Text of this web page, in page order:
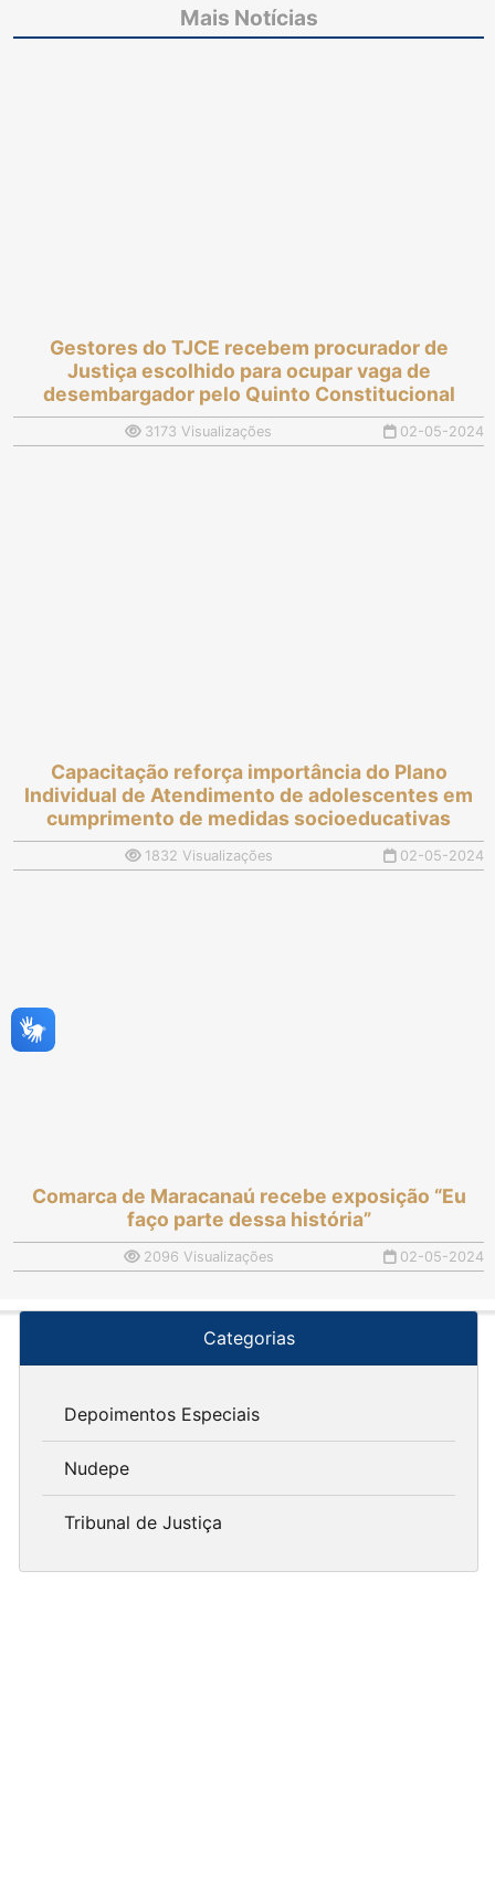
de construções e
reformas de fóruns no
história"
Mais Notícias
Gestores do TJCE recebem procurador de
Justiça escolhido para ocupar vaga de
desembargador pelo Quinto Constitucional
3173 Visualizações 02-05-2024
Capacitação reforça importância do Plano
Individual de Atendimento de adolescentes em
cumprimento de medidas socioeducativas
1832 Visualizações 02-05-2024
Comarca de Maracanaú recebe exposição “Eu
faço parte dessa história”
2096 Visualizações 02-05-2024
Categorias
Depoimentos Especiais
Nudepe
Tribunal de Justiça